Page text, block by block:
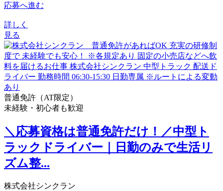
応募へ進む
詳しく
見る
普通免許（AT限定）
未経験・初心者も歓迎
＼応募資格は普通免許だけ！／中型ト
ラックドライバー｜日勤のみで生活リ
ズム整...
株式会社シンクラン